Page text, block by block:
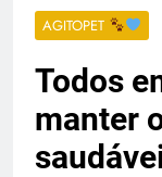
AGITOPET
Todos
manter